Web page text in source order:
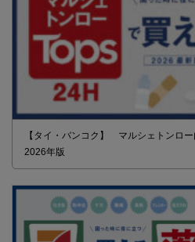
【タイ・バンコク】 マルシェトンロ
2026年版